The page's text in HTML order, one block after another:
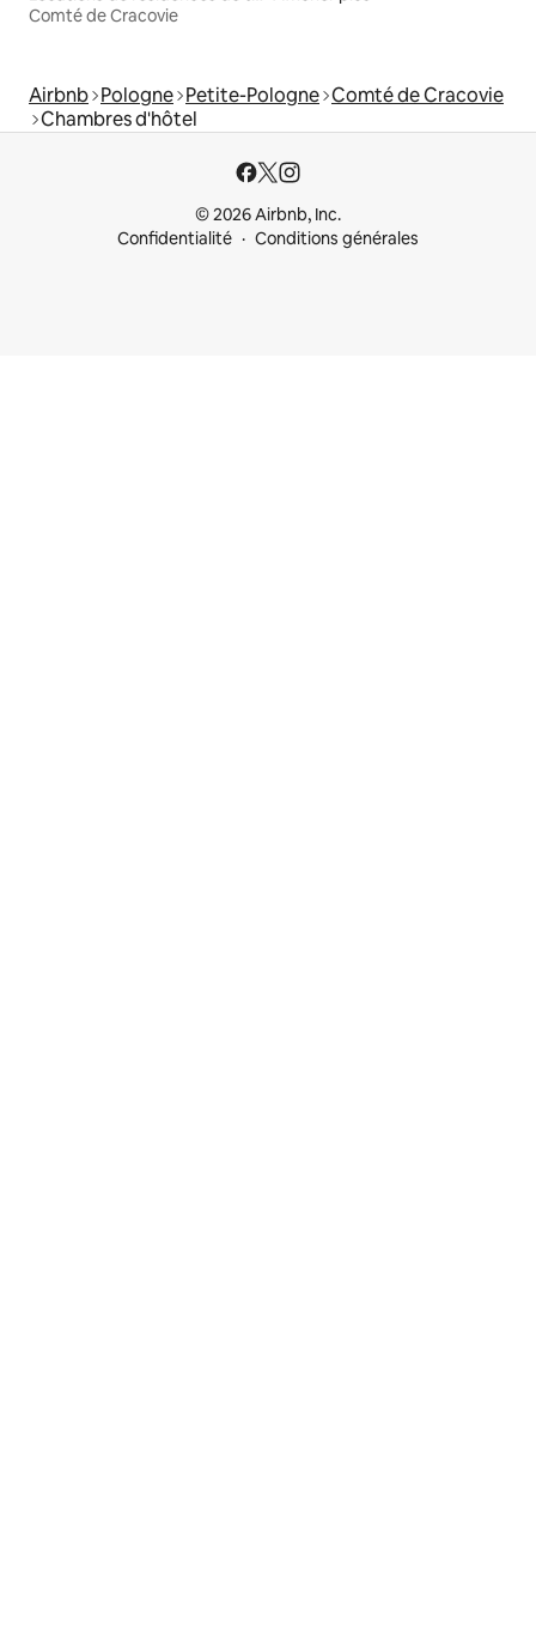
Comté de Cracovie
Airbnb Pologne Petite-Pologne Comté de Cracovie
Chambres d'hôtel
© 2026 Airbnb, Inc.
Confidentialité
Conditions générales